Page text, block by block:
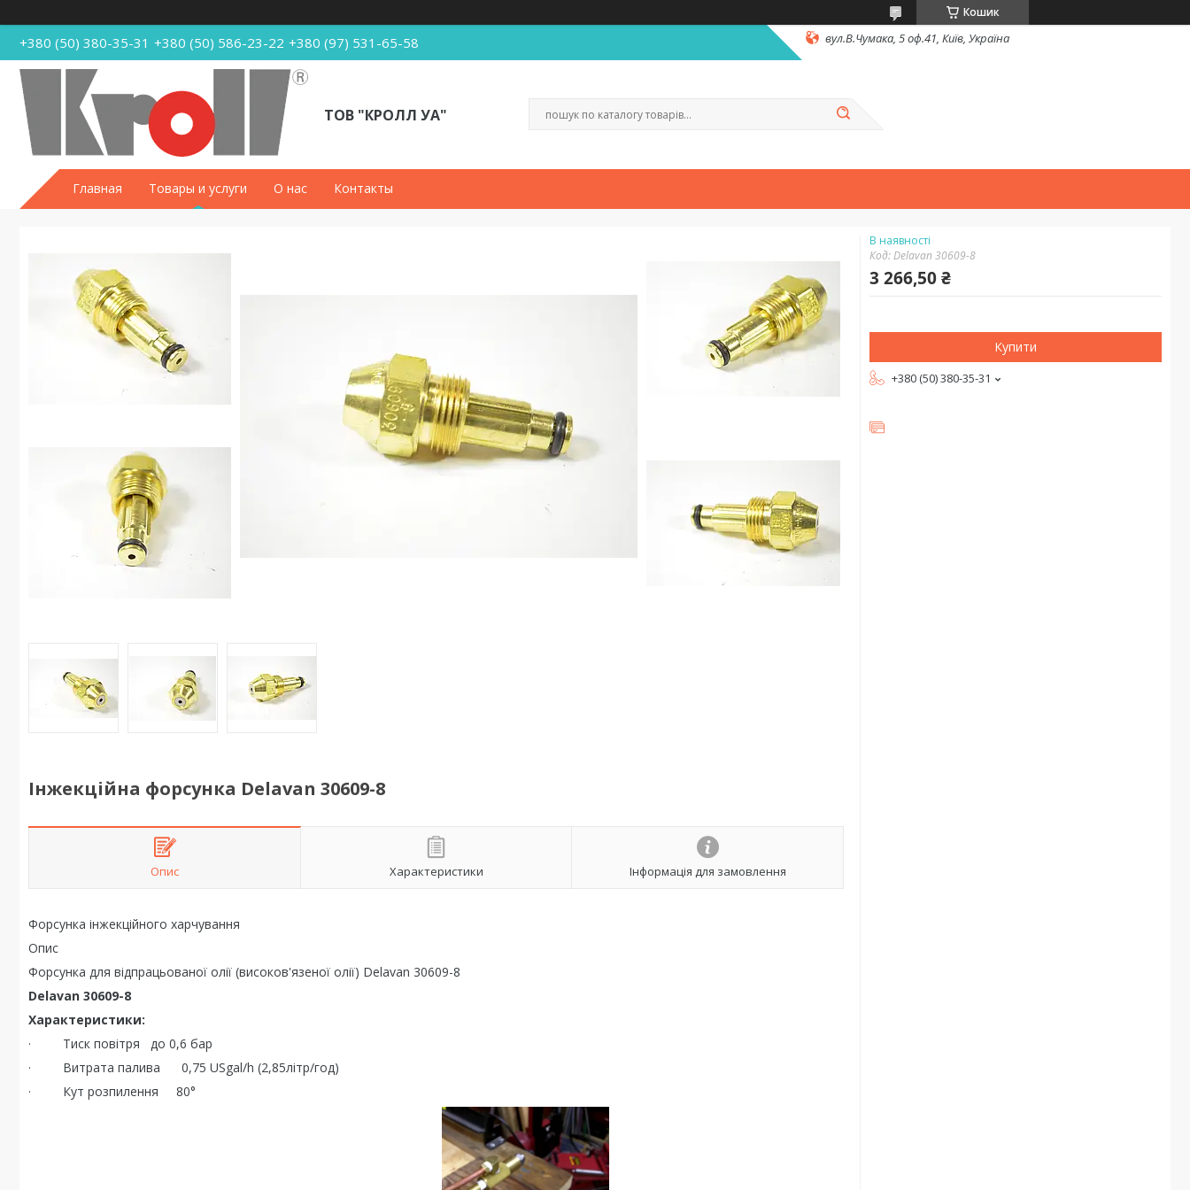
Кошик
+380 (50) 380-35-31 +380 (50) 586-23-22 +380 (97) 531-65-58 вул.В.Чумака, 5 оф.41, Київ, Україна
ТОВ "КРОЛЛ УА"
Главная Товары и услуги О нас Контакты
Інжекційна форсунка Delavan 30609-8
Опис Характеристики Інформація для замовлення
Форсунка інжекційного харчування
Опис
Форсунка для відпрацьованої олії (високов'язеної олії) Delavan 30609-8
Delavan 30609-8
Характеристики:
· Тиск повітря до 0,6 бар
· Витрата палива 0,75 USgal/h (2,85літр/год)
· Кут розпилення 80°
В наявності
Код:Delavan 30609-8
3 266,50 ₴
Купити
+380 (50) 380-35-31